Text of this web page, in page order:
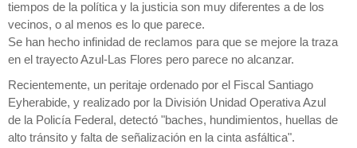
tiempos de la política y la justicia son muy diferentes a de los
vecinos, o al menos es lo que parece.
Se han hecho infinidad de reclamos para que se mejore la traza
en el trayecto Azul-Las Flores pero parece no alcanzar.
Recientemente, un peritaje ordenado por el Fiscal Santiago
Eyherabide, y realizado por la División Unidad Operativa Azul
de la Policía Federal, detectó "baches, hundimientos, huellas de
alto tránsito y falta de señalización en la cinta asfáltica".